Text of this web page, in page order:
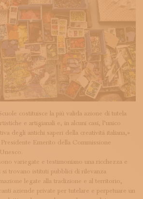
costituisce la più valida azione di tutela
e artigianali e, in alcuni casi, l’unico
degli antichi saperi della creatività italiana,»
Emerito della Commissione
variegate e testimoniano una ricchezza e
si trovano istituti pubblici di rilevanza
legate alla tradizione e al territorio,
aziende private per tutelare e perpetuare un